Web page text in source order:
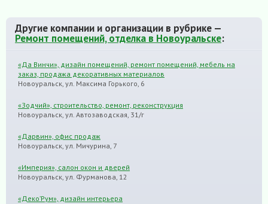
Другие компании и организации в рубрике —
Ремонт помещений, отделка в Новоуральске:
«Да Винчи», дизайн помещений, ремонт помещений, мебель на
заказ, продажа декоративных материалов
Новоуральск, ул. Максима Горького, 6
«Зодчий», строительство, ремонт, реконструкция
Новоуральск, ул. Автозаводская, 31/г
«Дарвин», офис продаж
Новоуральск, ул. Мичурина, 7
«Империя», салон окон и дверей
Новоуральск, ул. Фурманова, 12
«Деко’Рум», дизайн интерьера